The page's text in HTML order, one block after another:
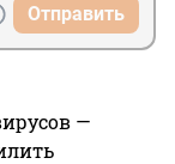
Отправить
—